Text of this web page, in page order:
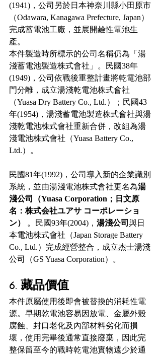
(1941)，公司另於日本神奈川縣小田原市
（Odawara, Kanagawa Prefecture, Japan）
完成蓄電池工廠，並展開鹼性電池生
產。
本件製造時所標示的公司名稱仍為「湯
淺蓄電池製造株式會社」。民國38年
(1949)，公司依戰後重整計畫將乾電池部
門分離，成立湯淺乾電池株式會社
（Yuasa Dry Battery Co., Ltd.）；民國43
年(1954)，湯淺蓄電池製造株式會社與湯
淺乾電池株式會社重新合併，改組為湯
淺電池株式會社（Yuasa Battery Co.,
Ltd.）。
民國81年(1992)，公司導入新的企業識別
系統，並由湯淺電池株式會社更名為湯
淺公司（Yuasa Corporation；日文原
名：株式会社ユアサ コーポレーショ
ン）
。民國93年(2004)， 湯淺公司 與日
本電池株式會社（Japan Storage Battery
Co., Ltd.）完成經營整合，成立杰士湯淺
公司（GS Yuasa Corporation）。
6. 藏品價值
本件原屬使用後即會被替換的消耗性電
源。早期乾電池容易因放電、金屬外殼
腐蝕、封口老化及內部材料劣化而損
壞，使用完畢後通常直接廢棄，因此完
整保留至今的戰時乾電池實物遠少於通